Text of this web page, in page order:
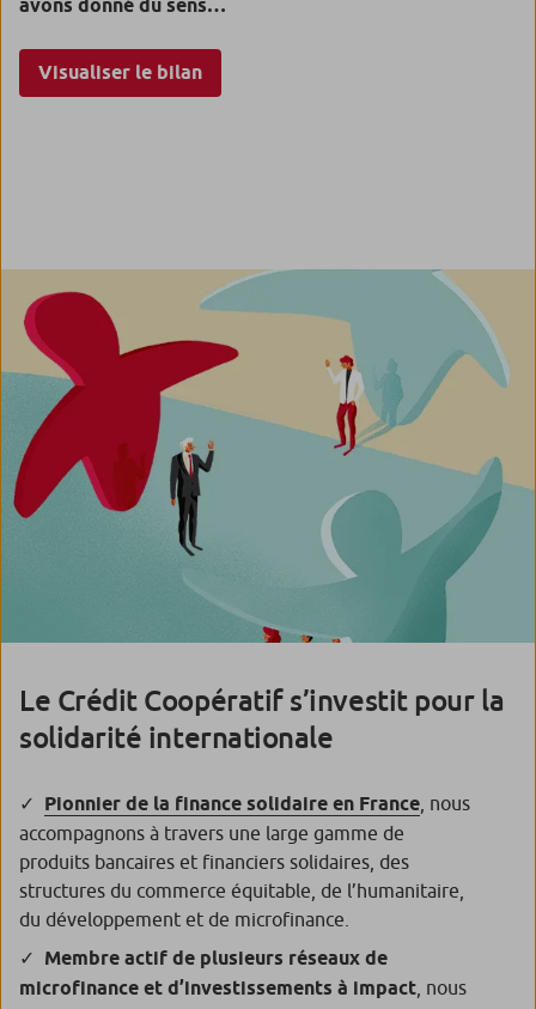
avons donné du sens…
Visualiser le bilan
Le Crédit Coopératif s’investit pour la
solidarité internationale
Pionnier de la finance solidaire en France , nous
accompagnons à travers une large gamme de
produits bancaires et financiers solidaires, des
structures du commerce équitable, de l’humanitaire,
du développement et de microfinance.
Membre actif de plusieurs réseaux de
microfinance et d’investissements à impact , nous